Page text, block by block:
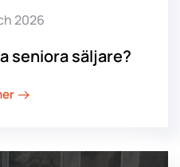
2026
seniora säljare?